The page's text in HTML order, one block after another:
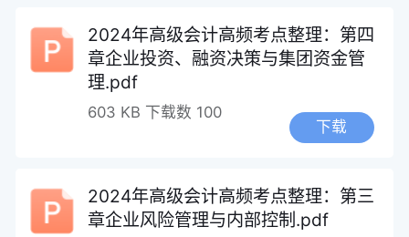
2024年高级会计高频考点整理：第四
章企业投资、融资决策与集团资金管
理.pdf
603 KB 下载数 100
下载
2024年高级会计高频考点整理：第三
章企业风险管理与内部控制.pdf